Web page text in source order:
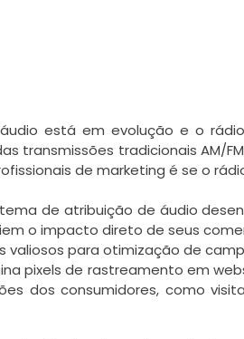
está em evolução e o
transmissões tradicionais AM/
de marketing é se o
de atribuição de áudio
o impacto direto de seus
valiosos para otimização de
pixels de rastreamento em
dos consumidores, como